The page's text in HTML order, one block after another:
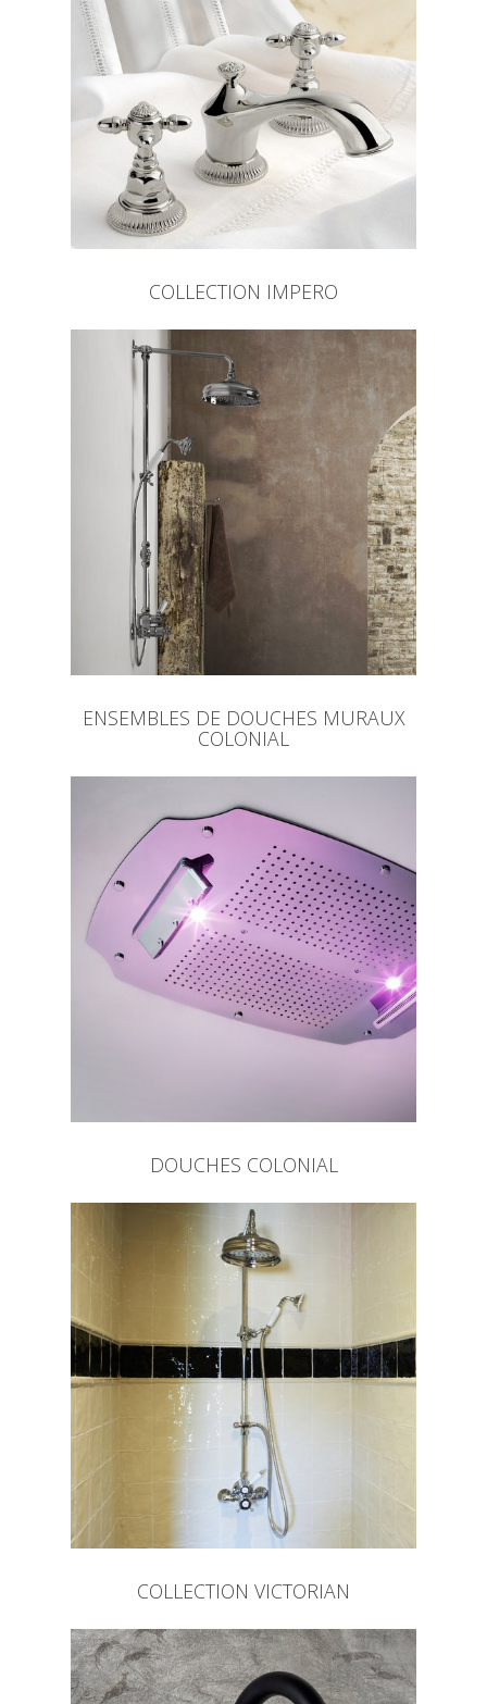
COLLECTION IMPERO
ENSEMBLES DE DOUCHES MURAUX
COLONIAL
DOUCHES COLONIAL
COLLECTION VICTORIAN